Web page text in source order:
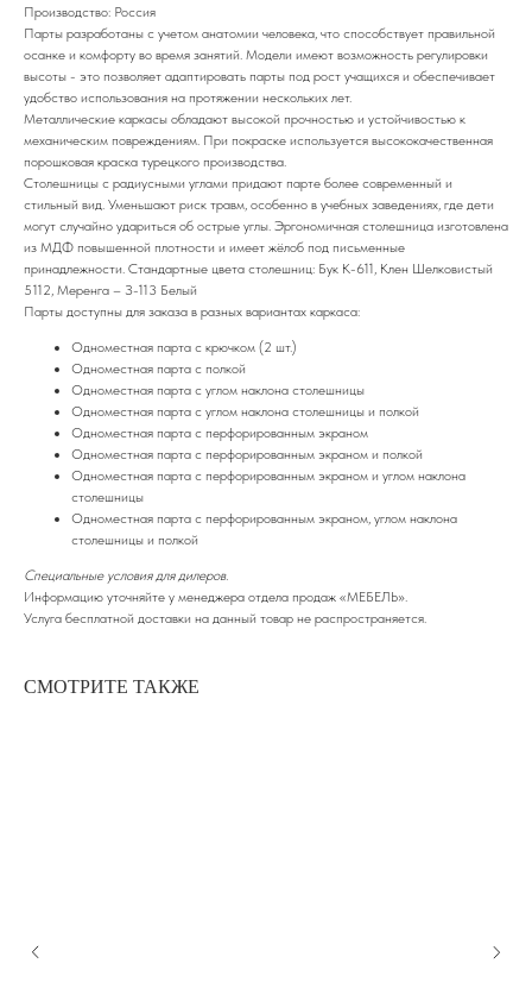
Производство: Россия
Парты разработаны с учетом анатомии человека, что способствует правильной
осанке и комфорту во время занятий. Модели имеют возможность регулировки
высоты - это позволяет адаптировать парты под рост учащихся и обеспечивает
удобство использования на протяжении нескольких лет.
Металлические каркасы обладают высокой прочностью и устойчивостью к
механическим повреждениям. При покраске используется высококачественная
порошковая краска турецкого производства.
Столешницы с радиусными углами придают парте более современный и
стильный вид. Уменьшают риск травм, особенно в учебных заведениях, где дети
могут случайно удариться об острые углы. Эргономичная столешница изготовлена
из МДФ повышенной плотности и имеет жёлоб под письменные
принадлежности. Стандартные цвета столешниц: Бук К-611, Клен Шелковистый
5112, Меренга – З-113 Белый
Парты доступны для заказа в разных вариантах каркаса:
Одноместная парта с крючком (2 шт.)
Одноместная парта с полкой
Одноместная парта с углом наклона столешницы
Одноместная парта с углом наклона столешницы и полкой
Одноместная парта с перфорированным экраном
Одноместная парта с перфорированным экраном и полкой
Одноместная парта с перфорированным экраном и углом наклона
столешницы
Одноместная парта с перфорированным экраном, углом наклона
столешницы и полкой
Специальные условия для дилеров.
Информацию уточняйте у менеджера отдела продаж «МЕБЕЛЬ».
Услуга бесплатной доставки на данный товар не распространяется.
СМОТРИТЕ ТАКЖЕ